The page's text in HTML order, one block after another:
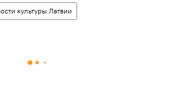
культуры Латвии